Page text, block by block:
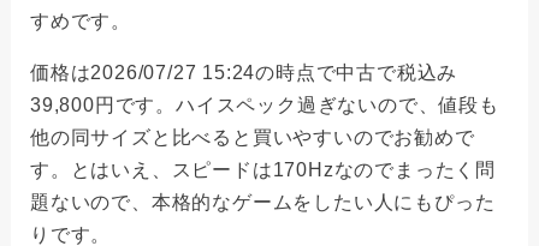
すめです。
価格は2026/07/27 15:24の時点で中古で税込み
39,800円です。ハイスペック過ぎないので、値段も
他の同サイズと比べると買いやすいのでお勧めで
す。とはいえ、スピードは170Hzなのでまったく問
題ないので、本格的なゲームをしたい人にもぴった
りです。